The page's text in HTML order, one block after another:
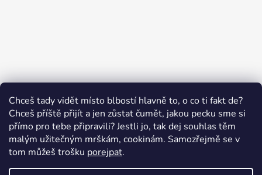
Chceš tady vidět místo blbostí hlavně to, o co ti fakt de?
Chceš příště přijít a jen zůstat čumět, jakou pecku sme si
přímo pro tebe připravili? Jestli jo, tak dej souhlas těm
malým užitečným mrškám, cookinám. Samozřejmě se v
tom můžeš trošku porejpat.
Swissten.eu Česnekový ráj